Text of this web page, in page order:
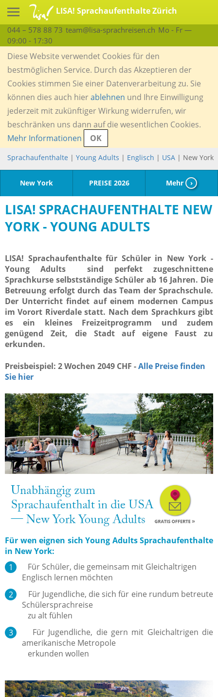
LISA! Sprachaufenthalte Zürich
044 – 578 88 73 team@lisa-sprachreisen.ch Mo - Fr —
09:00 - 17:30
Diese Website verwendet Cookies für den
bestmöglichen Service. Durch das Akzeptieren der
Cookies stimmen Sie einer Datenverarbeitung zu. Sie
können dies auch hierablehnen und Ihre Einwilligung
jederzeit mit zukünftiger Wirkung widerrufen, wir
beschränken uns dann auf die wesentlichen Cookies.
Mehr Informationen
OK
Sprachaufenthalte | Young Adults | Englisch | USA | New York
New York PREISE 2026 Mehr ›
LISA! SPRACHAUFENTHALTE NEW
YORK - YOUNG ADULTS
LISA! Sprachaufenthalte für Schüler in New York -
Young Adults sind perfekt zugeschnittene
Sprachkurse selbstständige Schüler ab 16 Jahren. Die
Betreuung erfolgt durch das Team der Sprachschule.
Der Unterricht findet auf einem modernen Campus
im Vorort Riverdale statt. Nach dem Sprachkurs gibt
es ein kleines Freizeitprogramm und zudem
genügend Zeit, die Stadt auf eigene Faust zu
erkunden.
Preisbeispiel: 2 Wochen 2049 CHF -Alle Preise finden
Sie hier
Für wen eignen sich Young Adults Sprachaufenthalte
in New York:
Für Schüler, die gemeinsam mit Gleichaltrigen
Englisch lernen möchten
Für Jugendliche, die sich für eine rundum betreute
Schülersprachreise
zu alt fühlen
Für Jugendliche, die gern mit Gleichaltrigen die
amerikanische Metropole
erkunden wollen